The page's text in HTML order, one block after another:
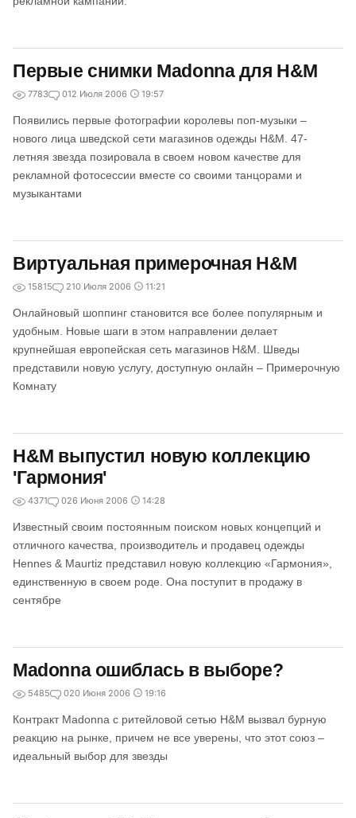
Первые снимки Madonna для H&M
7783 012 Июля 2006 19:57
Появились первые фотографии королевы поп-музыки –
нового лица шведской сети магазинов одежды H&M. 47-
летняя звезда позировала в своем новом качестве для
рекламной фотосессии вместе со своими танцорами и
музыкантами
Виртуальная примерочная H&M
15815 210 Июля 2006 11:21
Онлайновый шоппинг становится все более популярным и
удобным. Новые шаги в этом направлении делает
крупнейшая европейская сеть магазинов H&M. Шведы
представили новую услугу, доступную онлайн – Примерочную
Комнату
H&M выпустил новую коллекцию
'Гармония'
4371 026 Июня 2006 14:28
Известный своим постоянным поиском новых концепций и
отличного качества, производитель и продавец одежды
Hennes & Maurtiz представил новую коллекцию «Гармония»,
единственную в своем роде. Она поступит в продажу в
сентябре
Madonna ошиблась в выборе?
5485 020 Июня 2006 19:16
Контракт Madonna с ритейловой сетью H&M вызвал бурную
реакцию на рынке, причем не все уверены, что этот союз –
идеальный выбор для звезды